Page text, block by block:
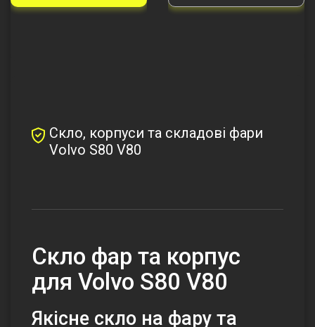
Скло, корпуси та складові фари
Volvo S80 V80
Скло фар та корпус
для Volvo S80 V80
Якісне скло на фару та